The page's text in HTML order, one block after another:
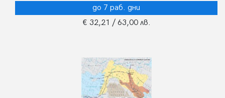
до 7 раб. дни
€ 32,21 / 63,00 лв.